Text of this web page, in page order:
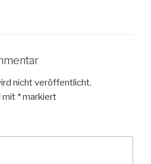
nicht veröffentlicht.
mit *markiert